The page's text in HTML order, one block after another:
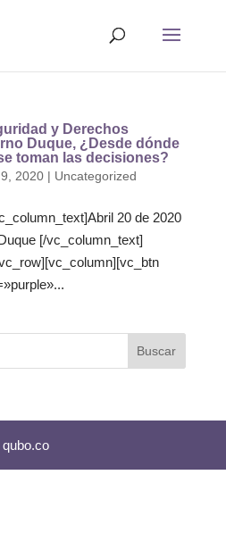
y Derechos
Duque, ¿Desde dónde
toman las decisiones?
2020| Uncategorized
20 de 2020
[/vc_column_text]
qubo.co